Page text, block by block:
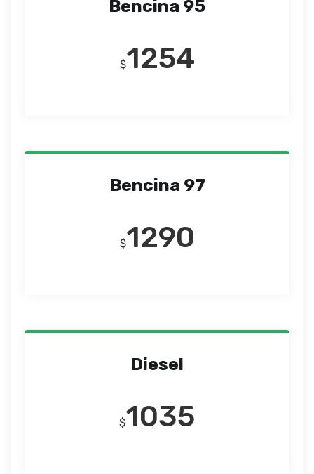
Bencina 95
$1254
Bencina 97
$1290
Diesel
$1035